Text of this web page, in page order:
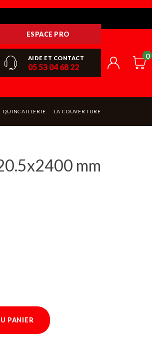
ESPACE PRO
AIDE ET CONTACT
05 53 04 68 22
0
QUINCAILLERIE LA COUVERTURE
mm
PANIER